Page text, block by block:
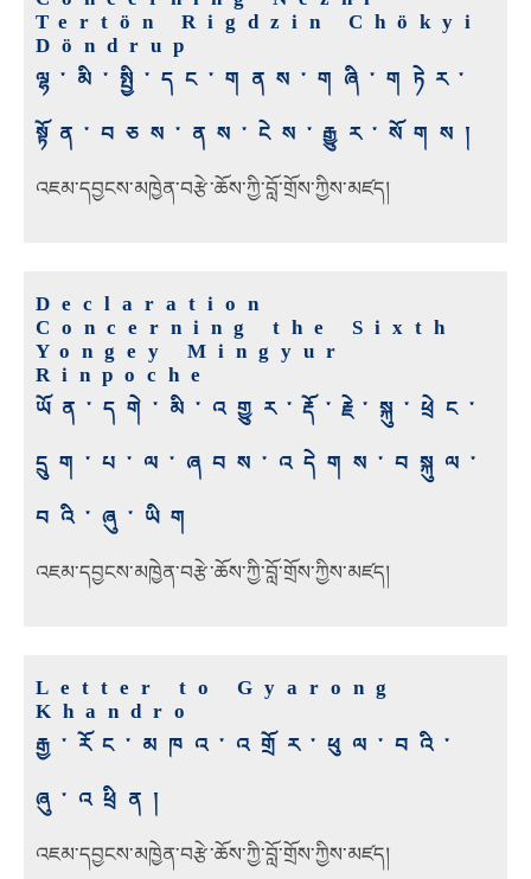
Tertön Rigdzin Chökyi
Döndrup
ལྷ་མི་སྤྱི་དང་གནས་གཞི་གཏེར་
སྟོན་བཅས་ནས་ངེས་རྒྱུར་སོགས།
འཇམ་དབྱངས་མཁྱེན་བརྩེ་ཆོས་ཀྱི་བློ་གྲོས་ཀྱིས་མཛད།
Declaration
Concerning the Sixth
Yongey Mingyur
Rinpoche
ཡོན་དགེ་མི་འགྱུར་རྡོ་རྗེ་སྐུ་ཕྲེང་
དྲུག་པ་ལ་ཞབས་འདེགས་བསྐུལ་
བའི་ཞུ་ཡིག
འཇམ་དབྱངས་མཁྱེན་བརྩེ་ཆོས་ཀྱི་བློ་གྲོས་ཀྱིས་མཛད།
Letter to Gyarong
Khandro
རྒྱ་རོང་མཁའ་འགྲོར་ཕུལ་བའི་
ཞུ་འཕྲིན།
འཇམ་དབྱངས་མཁྱེན་བརྩེ་ཆོས་ཀྱི་བློ་གྲོས་ཀྱིས་མཛད།